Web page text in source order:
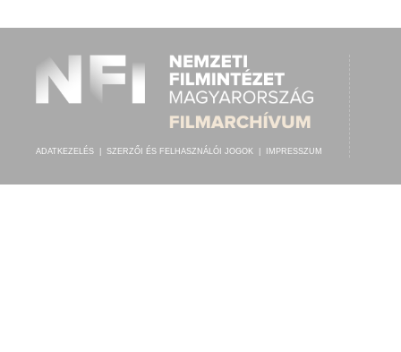
ADATKEZELÉS SZERZŐI ÉS FELHASZNÁLÓI JOGOK IMPRESSZUM